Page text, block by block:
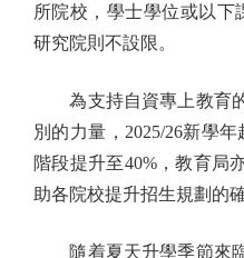
所院校，學士學位或以下
研究院則不設限。
為支持自資專上教育的
別的力量，2025/26新學
階段提升至40%，教育局
助各院校提升招生規劃的
隨着夏天升學季節來臨